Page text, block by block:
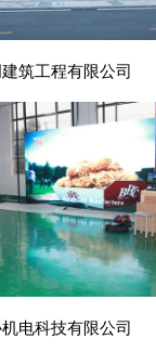
、建材 -
电脑版
建筑工程有限公司
、建材 -
机电科技有限公司